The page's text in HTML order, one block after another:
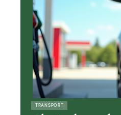
TRANSPORT